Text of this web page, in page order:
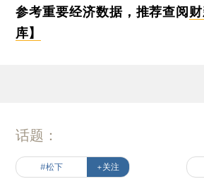
参考重要经济数据，推荐查阅
库】
话题：
#松下 +关注